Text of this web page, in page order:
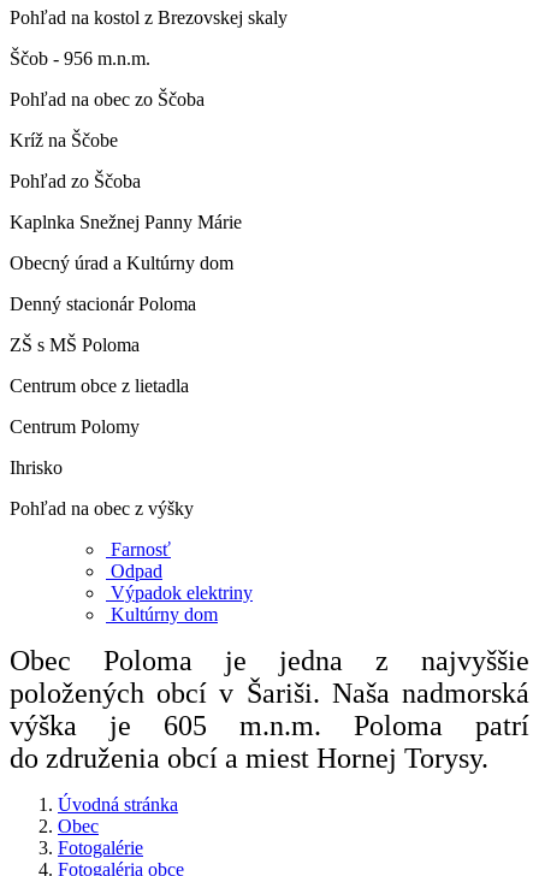
Pohľad na kostol z Brezovskej skaly
Ščob - 956 m.n.m.
Pohľad na obec zo Ščoba
Kríž na Ščobe
Pohľad zo Ščoba
Kaplnka Snežnej Panny Márie
Obecný úrad a Kultúrny dom
Denný stacionár Poloma
ZŠ s MŠ Poloma
Centrum obce z lietadla
Centrum Polomy
Ihrisko
Pohľad na obec z výšky
Farnosť
Odpad
Výpadok elektriny
Kultúrny dom
Obec Poloma je jedna z najvyššie
položených obcí v Šariši. Naša nadmorská
výška je 605 m.n.m. Poloma patrí
do združenia obcí a miest Hornej Torysy.
Úvodná stránka
Obec
Fotogalérie
Fotogaléria obce